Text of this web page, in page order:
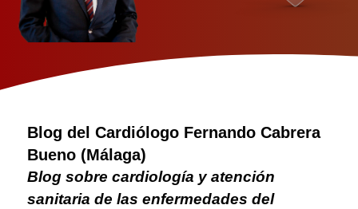
Blog del Cardiólogo Fernando Cabrera
Bueno (Málaga)
Blog sobre cardiología y atención
sanitaria de las enfermedades del